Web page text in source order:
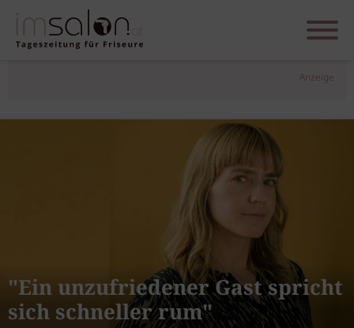
Anzeige
"Ein unzufriedener Gast spricht
sich schneller rum"